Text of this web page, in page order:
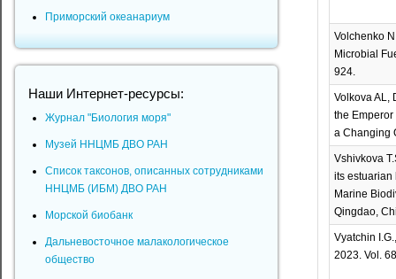
Volchenko
Microbial
924.
Volkova AL,
the
a Changing
Vshivkova
its estuarian
Marine
Qingdao,
Vyatchin
2023. Vol.
Приморский океанариум
Наши Интернет-ресурсы:
Журнал "Биология моря"
Музей ННЦМБ ДВО РАН
Список таксонов, описанных сотрудниками
ННЦМБ (ИБМ) ДВО РАН
Морской биобанк
Дальневосточное малакологическое
общество